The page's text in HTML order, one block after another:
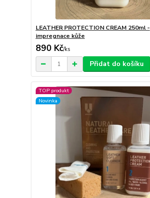
LEATHER PROTECTION CREAM 250ml -
impregnace kůže
890 Kč/ks
Přidat do košíku
TOP produkt
Novinka